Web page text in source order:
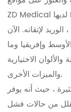
ZD Medical لديها RD Dep. الذي يصمم ويحدّث مكتشف
الوريد لإتقانه. الآن ، ZD Vein Finder تحظى بشعبية كبيرة في
وإفريقيا وما
الاختيارية
والميزات الأخرى.
، حيث أنه يوفر
من حالات فشل